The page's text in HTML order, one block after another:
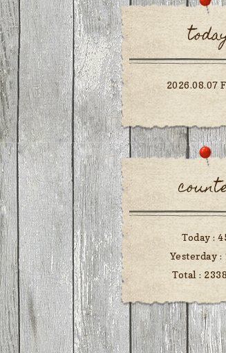
2026.08.07
Today :
Yesterday :
Total :